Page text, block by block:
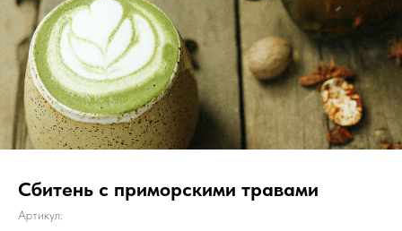
Сбитень с приморскими травами
Артикул: